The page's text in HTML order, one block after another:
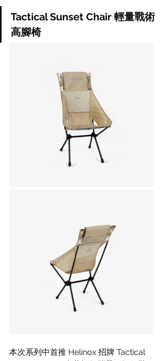
Tactical Sunset Chair 輕量戰術
高腳椅
本次系列中首推 Helinox 招牌 Tactical